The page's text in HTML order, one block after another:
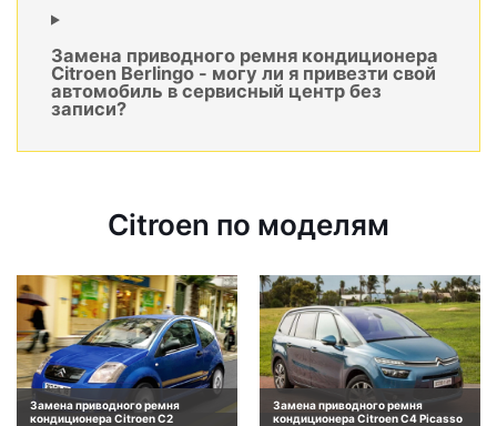
Замена приводного ремня кондиционера
Citroen Berlingo - могу ли я привезти свой
автомобиль в сервисный центр без
записи?
Citroen по моделям
Замена приводного ремня
кондиционера Citroen C2
Замена приводного ремня
кондиционера Citroen C4 Picasso